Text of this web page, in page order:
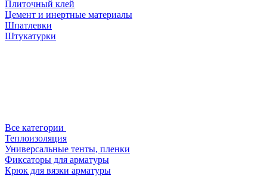
Плиточный клей
Цемент и инертные материалы
Шпатлевки
Штукатурки
Все категории
Теплоизоляция
Универсальные тенты, пленки
Фиксаторы для арматуры
Крюк для вязки арматуры